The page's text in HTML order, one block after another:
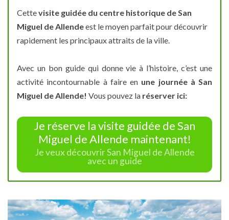
Cettevisite guidée du centre historique de San
Miguel de Allendeest le moyen parfait pour découvrir
rapidement les principaux attraits de la ville.
Avec un bon guide qui donne vie à l’histoire, c’est une
activité incontournable à faire en une journée à San
Miguel de Allende! Vous pouvez la réserver ici:
Je réserve la visite guidée de San
Miguel de Allende maintenant!
Je veux découvrir San Miguel de Allende
avec un guide